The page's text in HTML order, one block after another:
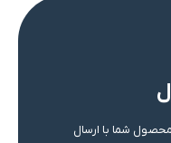
شما با ارسال